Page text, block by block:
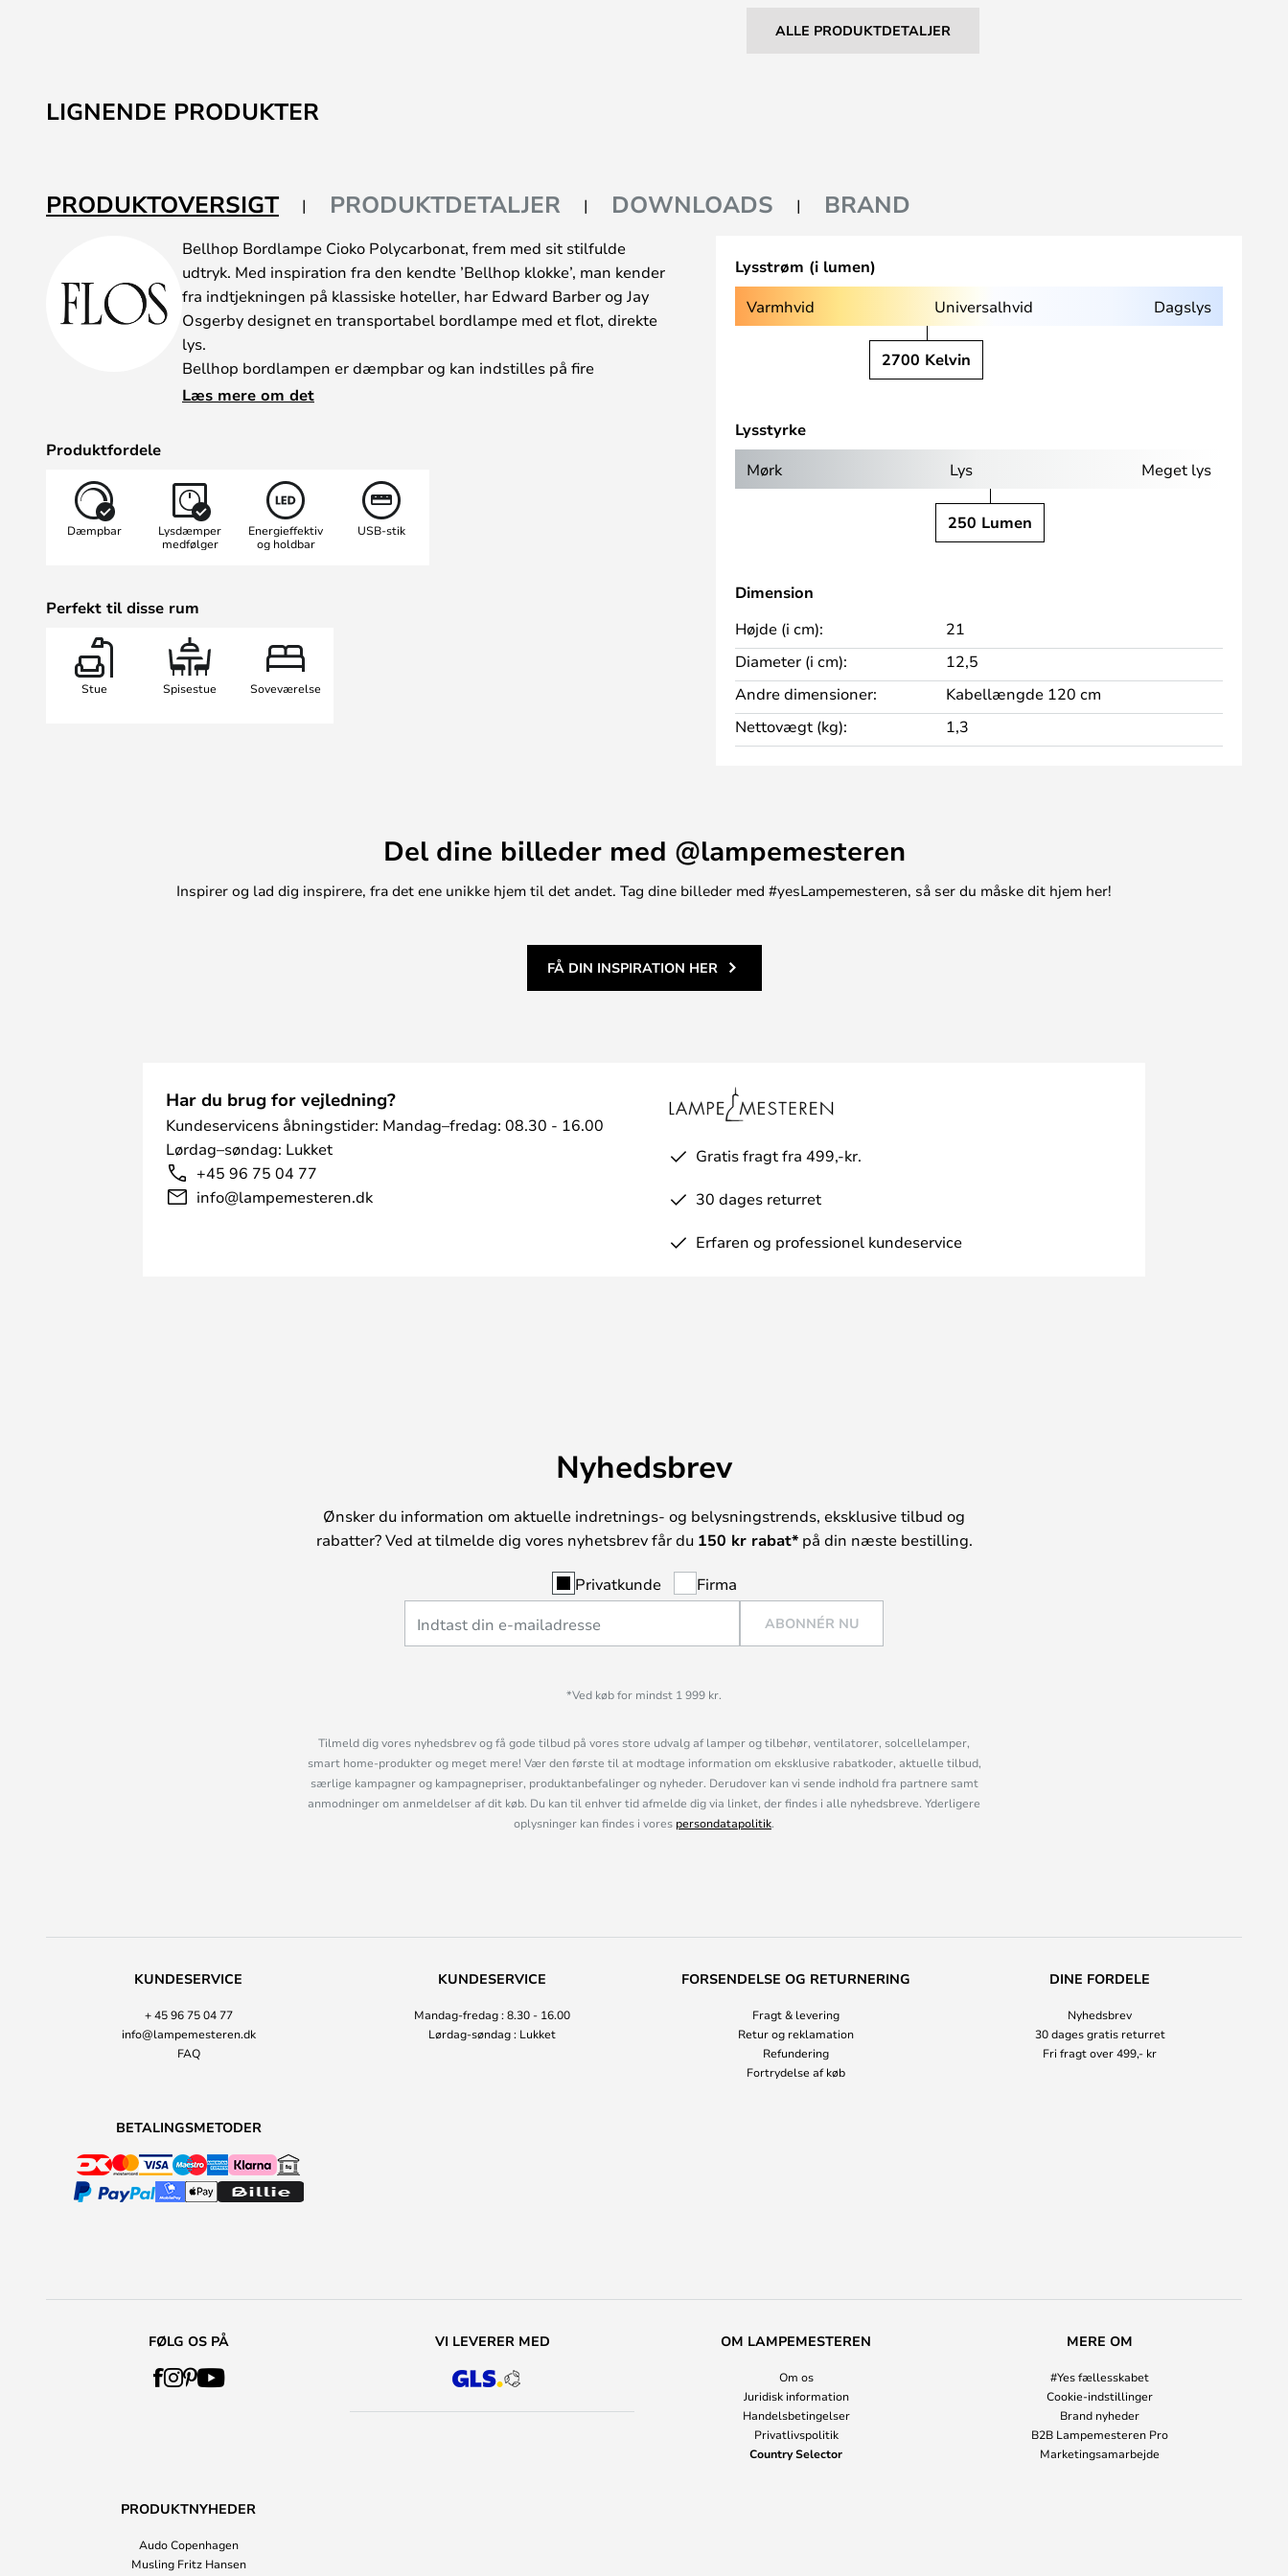
ALLE PRODUKTDETALJER
LIGNENDE PRODUKTER
PRODUKTOVERSIGT PRODUKTDETALJER DOWNLOADS BRAND
Bellhop Bordlampe Cioko Polycarbonat, frem med sit stilfulde
udtryk. Med inspiration fra den kendte ’Bellhop klokke’, man kender
fra indtjekningen på klassiske hoteller, har Edward Barber og Jay
Osgerby designet en transportabel bordlampe med et flot, direkte
lys.
Bellhop bordlampen er dæmpbar og kan indstilles på fire
forskellige lysstyrker ved hjælp af en, diskret placeret, trykknap på
OBS! Det anbefales at produktet oplades minimum 4 timer (lampen
skal være slukket imens), inden det tages i brug første gang.
OBS: Med henblik på at reducere miljøpåvirkningen sender Flos
Læs mere om det
Produktfordele
Dæmpbar
Lysdæmper
medfølger
Energieffektiv
og holdbar
USB-stik
Perfekt til disse rum
Stue Spisestue Soveværelse
Lysstrøm (i lumen)
Varmhvid Universalhvid Dagslys
2700 Kelvin
Lysstyrke
Mørk Lys Meget lys
250 Lumen
Dimension
Højde (i cm):
21
Diameter (i cm):
12,5
Andre dimensioner:
Kabellængde 120 cm
Nettovægt (kg):
1,3
Del dine billeder med @lampemesteren
Inspirer og lad dig inspirere, fra det ene unikke hjem til det andet. Tag dine billeder med #yesLampemesteren, så ser du måske dit hjem her!
FÅ DIN INSPIRATION HER
Har du brug for vejledning?
Kundeservicens åbningstider: Mandag–fredag: 08.30 - 16.00
Lørdag–søndag: Lukket
+45 96 75 04 77
info@lampemesteren.dk
Gratis fragt fra 499,-kr.
30 dages returret
Erfaren og professionel kundeservice
Nyhedsbrev
Ønsker du information om aktuelle indretnings- og belysningstrends, eksklusive tilbud og
rabatter? Ved at tilmelde dig vores nyhetsbrev får du 150 kr rabat*på din næste bestilling.
Privatkunde Firma
ABONNÉR NU
*Ved køb for mindst 1 999 kr.
Tilmeld dig vores nyhedsbrev og få gode tilbud på vores store udvalg af lamper og tilbehør, ventilatorer, solcellelamper,
smart home-produkter og meget mere! Vær den første til at modtage information om eksklusive rabatkoder, aktuelle tilbud,
særlige kampagner og kampagnepriser, produktanbefalinger og nyheder. Derudover kan vi sende indhold fra partnere samt
anmodninger om anmeldelser af dit køb. Du kan til enhver tid afmelde dig via linket, der findes i alle nyhedsbreve. Yderligere
oplysninger kan findes i vores persondatapolitik.
KUNDESERVICE
+ 45 96 75 04 77
info@lampemesteren.dk
FAQ
KUNDESERVICE
Mandag-fredag : 8.30 - 16.00
Lørdag-søndag : Lukket
FORSENDELSE OG RETURNERING
Fragt & levering
Retur og reklamation
Refundering
Fortrydelse af køb
DINE FORDELE
Nyhedsbrev
30 dages gratis returret
Fri fragt over 499,- kr
BETALINGSMETODER
FØLG OS PÅ VI LEVERER MED OM LAMPEMESTEREN
Om os
Juridisk information
Handelsbetingelser
Privatlivspolitik
Country Selector
MERE OM
#Yes fællesskabet
Cookie-indstillinger
Brand nyheder
B2B Lampemesteren Pro
Marketingsamarbejde
PRODUKTNYHEDER
Audo Copenhagen
Musling Fritz Hansen